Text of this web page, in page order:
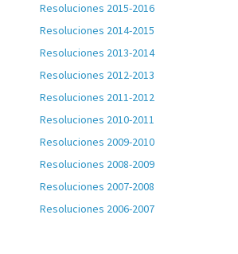
Resoluciones 2015-2016
Resoluciones 2014-2015
Resoluciones 2013-2014
Resoluciones 2012-2013
Resoluciones 2011-2012
Resoluciones 2010-2011
Resoluciones 2009-2010
Resoluciones 2008-2009
Resoluciones 2007-2008
Resoluciones 2006-2007